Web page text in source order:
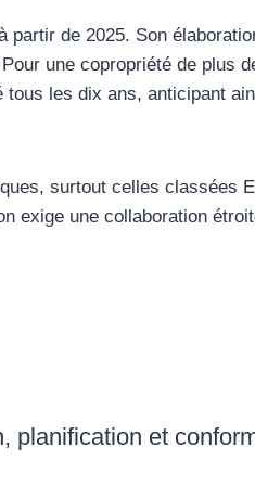
de 2025. Son
une copropriété de plus
les dix ans, anticipant
surtout celles classées
exige une collaboration
planification et